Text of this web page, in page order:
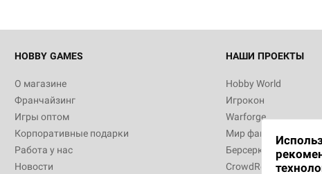
HOBBY GAMES
О магазине
Франчайзинг
Игры оптом
Корпоративные подарки
Работа у нас
Новости
НАШИ ПРОЕКТЫ
Hobby World
Игрокон
Warforge
Мир фантастики
Берсерк
CrowdRepublic
Белая смерть
12 990
Настольная игра Hobby World Берсерк.
3 490